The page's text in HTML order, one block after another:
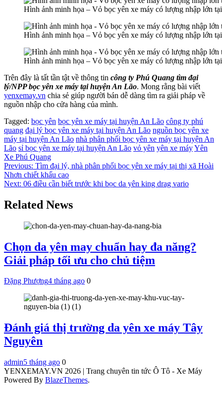
Hình ảnh minh họa – Vỏ bọc yên xe máy có lượng nhập lớn
Hình ảnh minh họa – Vỏ bọc yên xe máy có lượng nhập lớn
Hình ảnh minh họa – Vỏ bọc yên xe máy có lượng nhập lớn
Trên đây là tất tần tật về thông tin công ty Phú Quang tìm đại
lý/NPP bọc yên xe máy tại huyện An Lão. Mong rằng bài viết
yenxemay.vn chia sẻ giúp người bán dễ dàng tìm ra giải pháp về
nguồn nhập cho cửa hàng của mình.
Tagged: bọc yên bọc yên xe máy tại huyện An Lão công ty phú
quang đại lý bọc yên xe máy tại huyện An Lão nguồn bọc yên xe
máy tại huyện An Lão nhà phân phối bọc yên xe máy tại huyện An
Lão sỉ bọc yên xe máy tại huyện An Lão vỏ yên yên xe máyYên
Xe Phú Quang
Điều
hướng
viết
Previous: Tìm đại lý, nhà phân phối bọc yên xe máy tại thị xã Hoài
Nhơn chiết khấu cao
Next: 06 điều cần biết trước khi bọc da yên king drag vario
Related News
Chọn da yên may chuẩn hay đa năng?
Giải pháp tối ưu cho chủ tiệm
Đặng Phượng4 tháng ago 0
Đánh giá thị trường da yên xe máy Tây
Nguyên
admin5 tháng ago 0
YENXEMAY.VN 2026 | Trang chuyên tin tức Ô Tô - Xe Máy
Powered By BlazeThemes.